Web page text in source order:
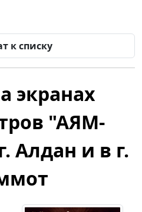
к списку
экранах
"АЯМ-
Алдан и в г.